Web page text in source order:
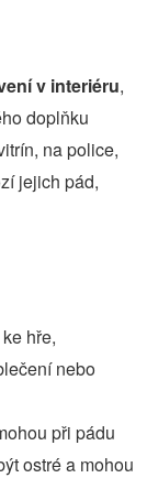
v interiéru,
doplňku
na police,
jejich pád,
hře,
nebo
při pádu
ostré a mohou